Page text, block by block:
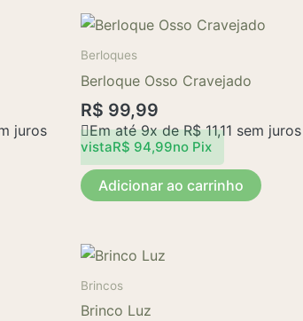
na
produto
juros
Berloques
Berloque Osso Cravejado
R$ 99,99
Em até 9x deR$11,11 sem juros
vistaR$ 94,99no Pix
Adicionar ao carrinho
Brincos
Brinco Luz